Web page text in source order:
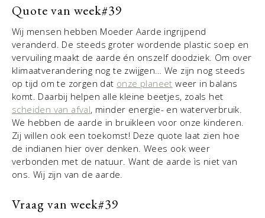
Quote van week#39
Wij mensen hebben Moeder Aarde ingrijpend
veranderd. De steeds groter wordende plastic soep en
vervuiling maakt de aarde én onszelf doodziek. Om over
klimaatverandering nog te zwijgen… We zijn nog steeds
op tijd om te zorgen dat onze planeet weer in balans
komt. Daarbij helpen alle kleine beetjes, zoals het
scheiden van afval, minder energie- en waterverbruik.
We hebben de aarde in bruikleen voor onze kinderen.
Zij willen ook een toekomst! Deze quote laat zien hoe
de indianen hier over denken. Wees ook weer
verbonden met de natuur. Want de aarde ìs niet van
ons. Wij zijn van de aarde.
Vraag van week#39